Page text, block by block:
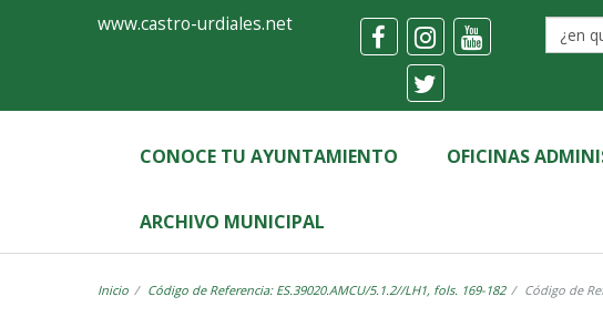
Ayuntamiento
Castro-
Urdiales
www.castro-urdiales.net
CONOCE TU AYUNTAMIENTO OFICINAS
ARCHIVO MUNICIPAL
Inicio Código de Referencia: ES.39020.AMCU/5.1.2//LH1, fols. 169-182 Código de